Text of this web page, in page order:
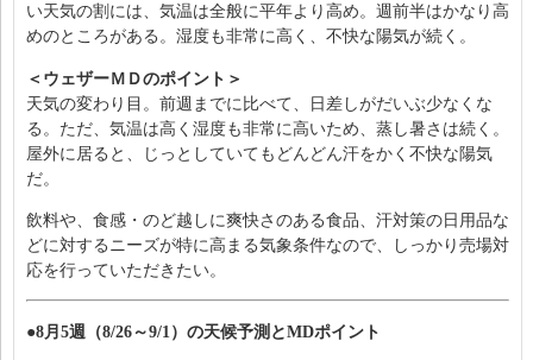
い天気の割には、気温は全般に平年より高め。週前半はかなり高
めのところがある。湿度も非常に高く、不快な陽気が続く。
＜ウェザーＭＤのポイント＞
天気の変わり目。前週までに比べて、日差しがだいぶ少なくな
る。ただ、気温は高く湿度も非常に高いため、蒸し暑さは続く。
屋外に居ると、じっとしていてもどんどん汗をかく不快な陽気
だ。
飲料や、食感・のど越しに爽快さのある食品、汗対策の日用品な
どに対するニーズが特に高まる気象条件なので、しっかり売場対
応を行っていただきたい。
●8月5週（8/26～9/1）の天候予測とMDポイント